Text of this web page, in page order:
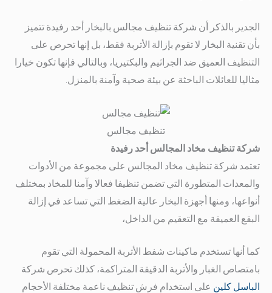
الجدير بالذكر أن شركة تنظيف مجالس بالبخار أحد رفيدة تتميز
بأن تقنية البخار لا تقوم بإزالة الأتربة فقط، بل إنها تحرص على
التنظيف العميق ضد الجراثيم والبكتيريا، وبالتالي فإنها تكون خيارا
مثاليا للعائلات الباحثة عن بيئة صحية وآمنة بالمنزل.
تنظيف مجالس
شركة تنظيف مخاد المجالس أحد رفيدة
تعتمد شركة تنظيف مخاد المجالس على مجموعة من الأدوات
والمعدات المتطورة التي تضمن تنظيفا فعالا وآمنا للمخاد بمختلف
أنواعها، ومنها أجهزة البخار عالية الضغط التي تساعد في إزالة
البقع العميقة مع التعقيم من الداخل،
كما أنها تستخدم ماكينات شفط الأتربة المحمولة التي تقوم
بامتصاص الغبار والأتربة الدقيقة المتراكمة، كذلك تحرص شركة
الباسل كلينعلى استخدام فرش تنظيف ناعمة مختلفة الأحجام